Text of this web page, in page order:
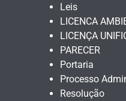
Leis
LICENCA
LICENÇA
PARECER
Portaria
Processo
Resolução